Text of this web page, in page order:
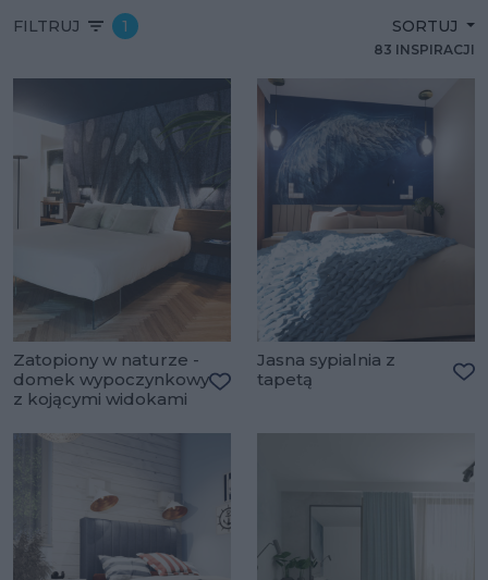
FILTRUJ 1 SORTUJ
83 INSPIRACJI
Zatopiony w naturze -
domek wypoczynkowy
z kojącymi widokami
Jasna sypialnia z
tapetą